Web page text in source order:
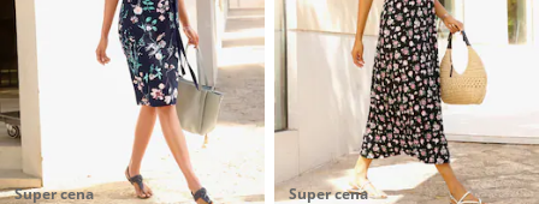
Super cena Super cena